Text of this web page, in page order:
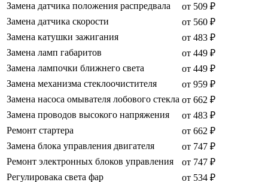
Замена датчика положения распредвала
от 509 ₽
Замена датчика скорости
от 560 ₽
Замена катушки зажигания
от 483 ₽
Замена ламп габаритов
от 449 ₽
Замена лампочки ближнего света
от 449 ₽
Замена механизма стеклоочистителя
от 959 ₽
Замена насоса омывателя лобового стекла от 662 ₽
Замена проводов высокого напряжения
от 483 ₽
Ремонт стартера
от 662 ₽
Замена блока управления двигателя
от 747 ₽
Ремонт электронных блоков управления
от 747 ₽
Регулировака света фар
от 534 ₽